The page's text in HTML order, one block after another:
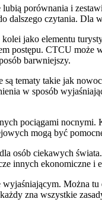
porównania i
dalszego czytania.
jako elementu
postępu. CTCU
barwniejszy.
tematy takie jak
w sposób
pociągami
mogą być
osób ciekawych
innych ekonomiczne
Można
zna wszystkie